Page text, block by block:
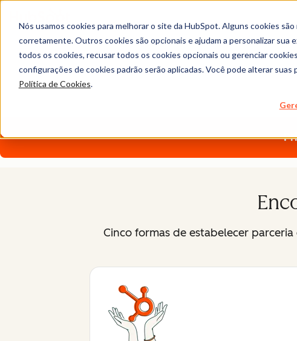
Nós usamos cookies para melhorar o site da HubSpot. Alguns cookies
corretamente. Outros cookies são opcionais e ajudam a personalizar sua
todos os cookies, recusar todos os cookies opcionais ou gerenciar
configurações de cookies padrão serão aplicadas. Você pode alterar
Política de Cookies.
Seja parceiro da HubSpot
Você quer que seus negócios cresçam mais rápido. Crescimento
Cinco formas de estabelecer